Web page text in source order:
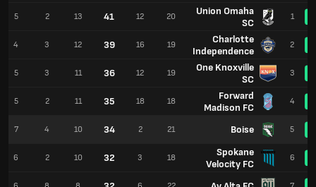
1
Union Omaha
SC
2
Charlotte
Independence
3
One Knoxville
SC
4
Forward
Madison FC
5
Boise
6
Spokane
Velocity FC
20
12
41
13
2
5
19
16
39
12
3
4
19
12
36
11
3
5
18
18
35
11
2
5
21
2
34
10
4
7
18
3
32
10
2
6